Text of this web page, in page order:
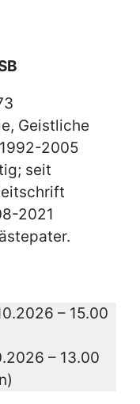
Geistliche
2005
seit
2021
– 15.00
– 13.00